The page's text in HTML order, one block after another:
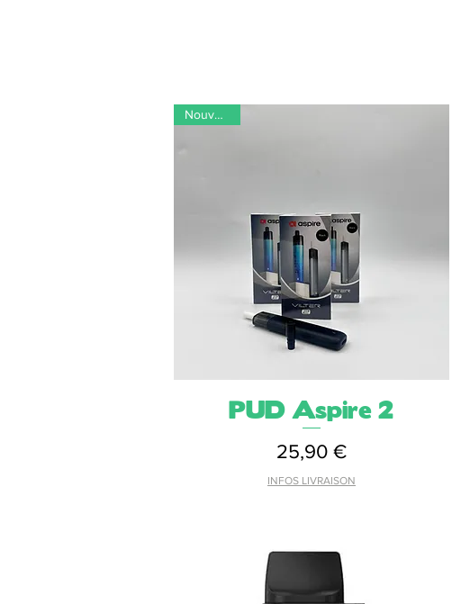
Aperçu rapide
Nouveauté
PUD Aspire 2
Prix
25,90 €
INFOS LIVRAISON